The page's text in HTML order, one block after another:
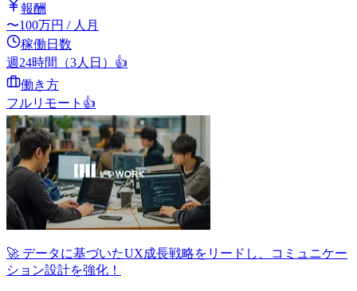
報酬
〜100万円 / 人月
稼働日数
週24時間（3人日） 👍
働き方
フルリモート 👍
🚀 データに基づいたUX成長戦略をリードし、コミュニケー
ション設計を強化！